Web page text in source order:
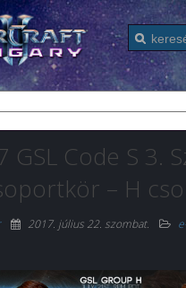
GSL Code S 3.
– H
2017. július 22. szombat.